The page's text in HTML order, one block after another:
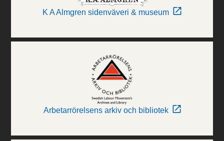
K A Almgren sidenväveri & museum
Arbetarrörelsens arkiv och bibliotek